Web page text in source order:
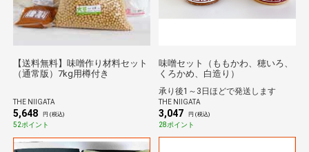
【送料無料】味噌作り材料セット
（通常版）7kg用樽付き
THE NIIGATA
5,648 円 (税込)
52ポイント
味噌セット（ももかわ、穂いろ、
くろかめ、白造り）
承り後1～3日ほどで発送します
THE NIIGATA
3,047 円 (税込)
28ポイント